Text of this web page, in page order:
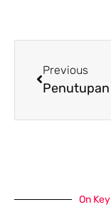
Previous
On Key